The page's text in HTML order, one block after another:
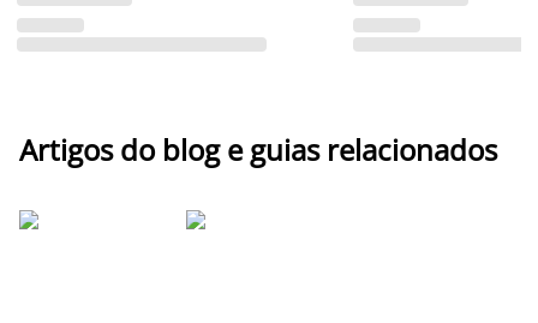
Artigos do blog e guias relacionados